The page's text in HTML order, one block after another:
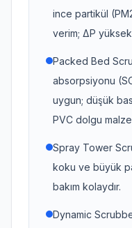
ince partikül
verim; ΔP
Packed Bed
absorpsiyonu
uygun; düşük
PVC dolgu
Spray Tower
koku ve büyük
bakım kolaydır.
Dynamic